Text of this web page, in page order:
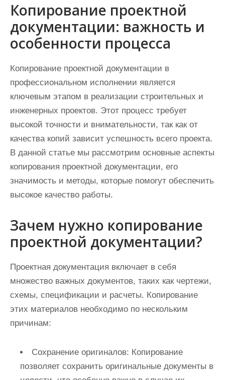
Копирование проектной
документации: важность и
особенности процесса
Копирование проектной документации в
профессиональном исполнении является
ключевым этапом в реализации строительных и
инженерных проектов. Этот процесс требует
высокой точности и внимательности, так как от
качества копий зависит успешность всего проекта.
В данной статье мы рассмотрим основные аспекты
копирования проектной документации, его
значимость и методы, которые помогут обеспечить
высокое качество работы.
Зачем нужно копирование
проектной документации?
Проектная документация включает в себя
множество важных документов, таких как чертежи,
схемы, спецификации и расчеты. Копирование
этих материалов необходимо по нескольким
причинам:
Сохранение оригиналов: Копирование
позволяет сохранить оригинальные документы в